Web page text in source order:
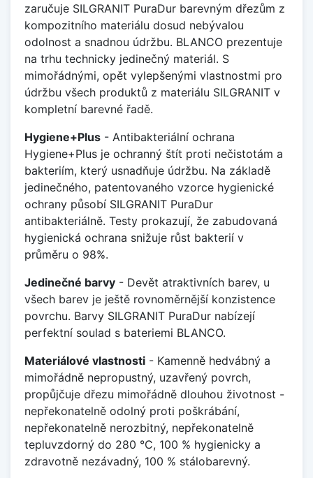
zaručuje SILGRANIT PuraDur barevným dřezům z
kompozitního materiálu dosud nebývalou
odolnost a snadnou údržbu. BLANCO prezentuje
na trhu technicky jedinečný materiál. S
mimořádnými, opět vylepšenými vlastnostmi pro
údržbu všech produktů z materiálu SILGRANIT v
kompletní barevné řadě.
Hygiene+Plus - Antibakteriální ochrana
Hygiene+Plus je ochranný štít proti nečistotám a
bakteriím, který usnadňuje údržbu. Na základě
jedinečného, patentovaného vzorce hygienické
ochrany působí SILGRANIT PuraDur
antibakteriálně. Testy prokazují, že zabudovaná
hygienická ochrana snižuje růst bakterií v
průměru o 98%.
Jedinečné barvy - Devět atraktivních barev, u
všech barev je ještě rovnoměrnější konzistence
povrchu. Barvy SILGRANIT PuraDur nabízejí
perfektní soulad s bateriemi BLANCO.
Materiálové vlastnosti - Kamenně hedvábný a
mimořádně nepropustný, uzavřený povrch,
propůjčuje dřezu mimořádně dlouhou životnost -
nepřekonatelně odolný proti poškrábání,
nepřekonatelně nerozbitný, nepřekonatelně
tepluvzdorný do 280 °C, 100 % hygienicky a
zdravotně nezávadný, 100 % stálobarevný.